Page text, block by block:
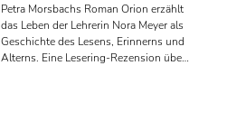
Petra Morsbachs Roman Orion erzählt
das Leben der Lehrerin Nora Meyer als
Geschichte des Lesens, Erinnerns und
Alterns. Eine Lesering-Rezension über